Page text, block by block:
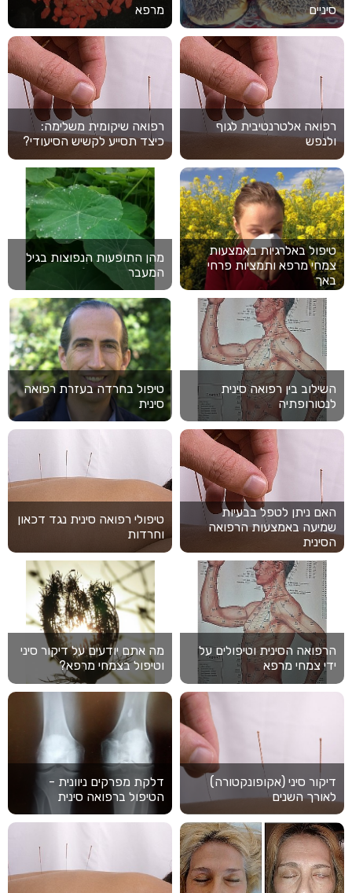
סיניים
מרפא
רפואה אלטרנטיבית לגוף
ולנפש
רפואה שיקומית משלימה:
כיצד תסייע לקשיש הסיעודי?
טיפול באלרגיות באמצעות
צמחי מרפא ותמציות פרחי
באך
מהן התופעות הנפוצות בגיל
המעבר
השילוב בין רפואה סינית
לנטורופתיה
טיפול בחרדה בעזרת רפואה
סינית
האם ניתן לטפל בבעיות
שמיעה באמצעות הרפואה
הסינית
טיפולי רפואה סינית נגד דכאון
וחרדות
הרפואה הסינית וטיפולים על
ידי צמחי מרפא
מה אתם יודעים על דיקור סיני
וטיפול בצמחי מרפא?
דיקור סיני (אקופונקטורה)
לאורך השנים
דלקת מפרקים ניוונית -
הטיפול ברפואה סינית